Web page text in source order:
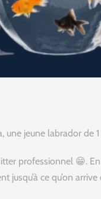
une jeune labrador
professionnel 😁.
jusqu’à ce qu’on